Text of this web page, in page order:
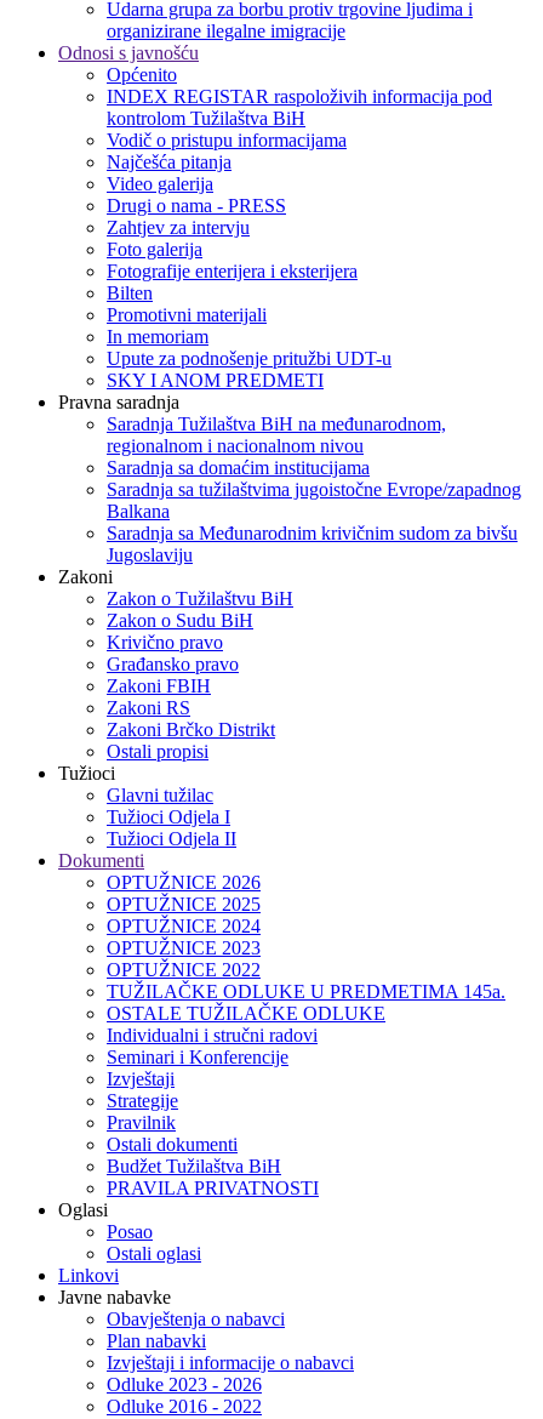
Udarna grupa za borbu protiv trgovine ljudima i
organizirane ilegalne imigracije
Odnosi s javnošću
Općenito
INDEX REGISTAR raspoloživih informacija pod
kontrolom Tužilaštva BiH
Vodič o pristupu informacijama
Najčešća pitanja
Video galerija
Drugi o nama - PRESS
Zahtjev za intervju
Foto galerija
Fotografije enterijera i eksterijera
Bilten
Promotivni materijali
In memoriam
Upute za podnošenje pritužbi UDT-u
SKY I ANOM PREDMETI
Pravna saradnja
Saradnja Tužilaštva BiH na međunarodnom,
regionalnom i nacionalnom nivou
Saradnja sa domaćim institucijama
Saradnja sa tužilaštvima jugoistočne Evrope/zapadnog
Balkana
Saradnja sa Međunarodnim krivičnim sudom za bivšu
Jugoslaviju
Zakoni
Zakon o Тužilaštvu BiH
Zakon o Sudu BiH
Krivično pravo
Građansko pravo
Zakoni FBIH
Zakoni RS
Zakoni Brčko Distrikt
Ostali propisi
Tužioci
Glavni tužilac
Tužioci Odjela I
Tužioci Odjela II
Dokumenti
OPTUŽNICE 2026
OPTUŽNICE 2025
OPTUŽNICE 2024
OPTUŽNICE 2023
OPTUŽNICE 2022
TUŽILAČKE ODLUKE U PREDMETIMA 145a.
OSTALE TUŽILAČKE ODLUKE
Individualni i stručni radovi
Seminari i Konferencije
Izvještaji
Strategije
Pravilnik
Ostali dokumenti
Budžet Tužilaštva BiH
PRAVILA PRIVATNOSTI
Oglasi
Posao
Ostali oglasi
Linkovi
Javne nabavke
Obavještenja o nabavci
Plan nabavki
Izvještaji i informacije o nabavci
Odluke 2023 - 2026
Odluke 2016 - 2022